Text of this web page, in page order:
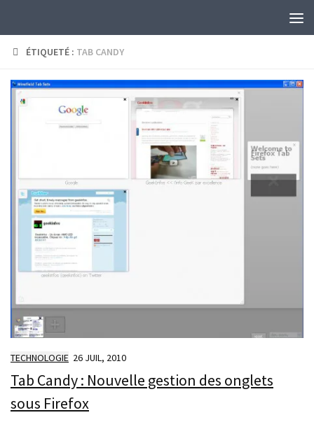
ÉTIQUETÉ : TAB CANDY
TECHNOLOGIE 26 JUIL, 2010
Tab Candy : Nouvelle gestion des onglets
sous Firefox